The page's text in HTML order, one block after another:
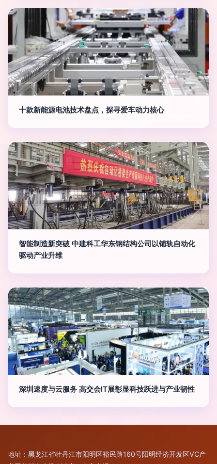
十款新能源电池技术盘点，探寻爱车动力核心
智能制造新突破 中建科工华东钢结构公司以铺轨自动化
驱动产业升维
深圳速度与云服务 高交会IT展彰显科技跃进与产业韧性
地址：黑龙江省牡丹江市阳明区裕民路160号阳明经济开发区VC产